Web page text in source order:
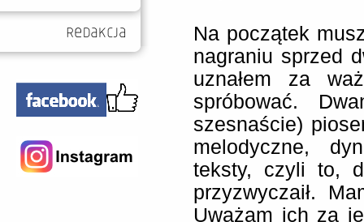
Na początek
nagraniu sprzed
uznałem za
spróbować.
szesnaście)
melodyczne,
teksty, czyli to,
przyzwyczaił.
Uważam ich za